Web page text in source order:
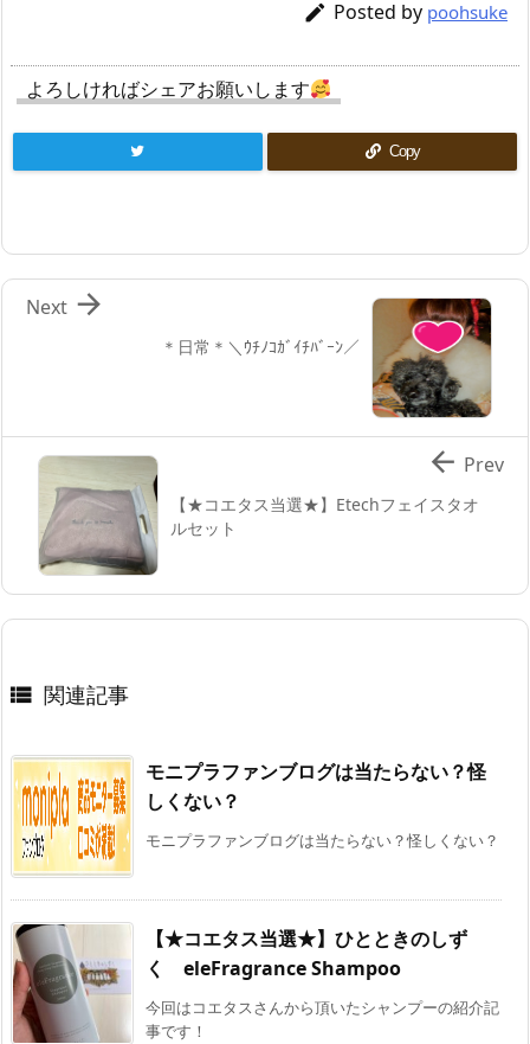
 Posted by poohsuke
よろしければシェアお願いします
Copy
＊日常＊＼ｳﾁﾉｺｶﾞｲﾁﾊﾞｰﾝ／

Next
【★コエタス当選★】Etechフェイスタオ
ルセット
 Prev
 関連記事
モニプラファンブログは当たらない？怪
しくない？
モニプラファンブログは当たらない？怪しくない？
【★コエタス当選★】ひとときのしず
く eleFragrance Shampoo
今回はコエタスさんから頂いたシャンプーの紹介記
事です！